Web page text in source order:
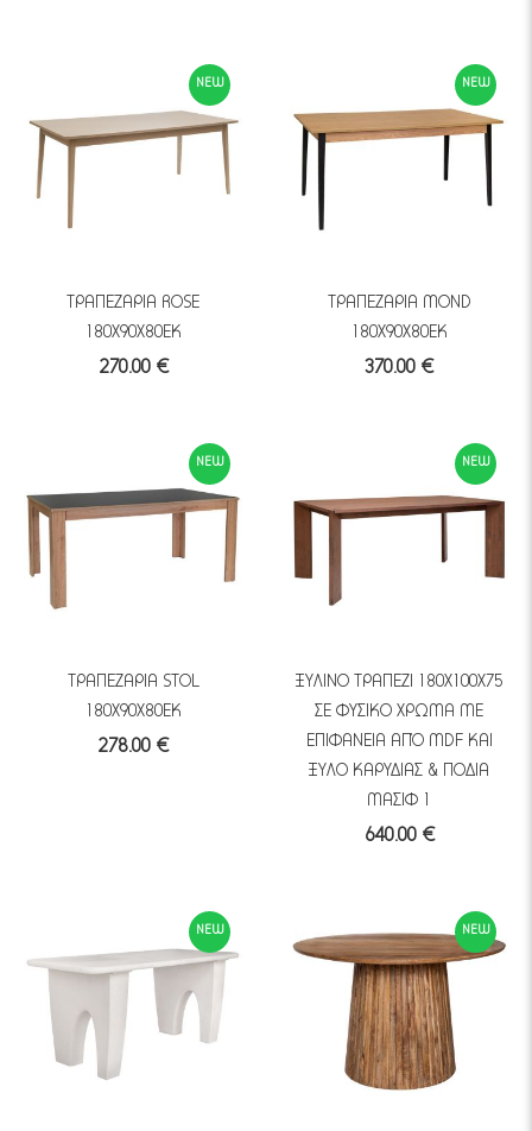
NEW
ΤΡΑΠΕΖΑΡΙΑ ROSE
180Χ90Χ80ΕΚ
270.00 €
NEW
ΤΡΑΠΕΖΑΡΙΑ MOND
180Χ90Χ80ΕΚ
370.00 €
NEW
ΤΡΑΠΕΖΑΡΙΑ STOL
180Χ90Χ80ΕΚ
278.00 €
NEW
ΞΥΛΙΝΟ ΤΡΑΠΕΖΙ 180Χ100Χ75
ΣΕ ΦΥΣΙΚΟ ΧΡΩΜΑ ΜΕ
ΕΠΙΦΑΝΕΙΑ ΑΠΌ MDF ΚΑΙ
ΞΥΛΟ ΚΑΡΥΔΙΑΣ & ΠΟΔΙΑ
ΜΑΣΙΦ 1
640.00 €
NEW NEW